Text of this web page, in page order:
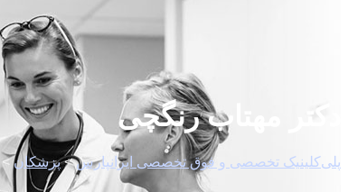
دکتر مهتاب رنگچی
پلی‌کلینیک تخصصی و فوق تخصصی ایرانپارس>پزشکان>